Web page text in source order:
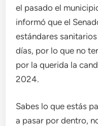
el pasado el
informó que el
estándares
días, por lo que no
por la querida la
2024.
Sabes lo que estás
a pasar por dentro,